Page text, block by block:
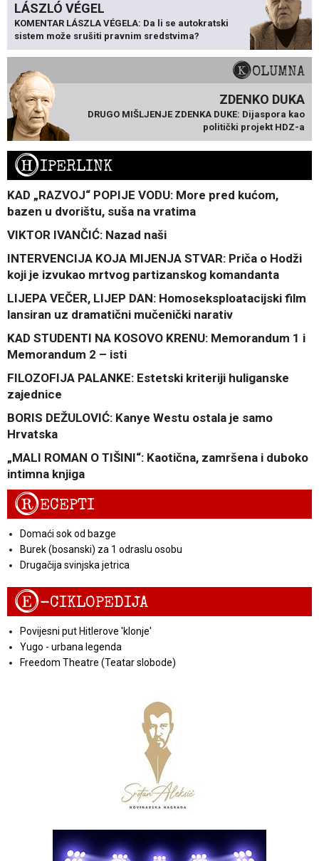
LÁSZLÓ VÉGEL
KOMENTAR LÁSZLA VÉGELA: Da li se autokratski
sistem može srušiti pravnim sredstvima?
KOLUMNA
ZDENKO DUKA
DRUGO MIŠLJENJE ZDENKA DUKE: Dijaspora kao
politički projekt HDZ-a
HIPERLINK
KAD „RAZVOJ“ POPIJE VODU: More pred kućom,
bazen u dvorištu, suša na vratima
VIKTOR IVANČIĆ: Nazad naši
INTERVENCIJA KOJA MIJENJA STVAR: Priča o Hodži
koji je izvukao mrtvog partizanskog komandanta
LIJEPA VEČER, LIJEP DAN: Homoseksploatacijski film
lansiran uz dramatični mučenički narativ
KAD STUDENTI NA KOSOVO KRENU: Memorandum 1 i
Memorandum 2 – isti
FILOZOFIJA PALANKE: Estetski kriteriji huliganske
zajednice
BORIS DEŽULOVIĆ: Kanye Westu ostala je samo
Hrvatska
„MALI ROMAN O TIŠINI“: Kaotična, zamršena i duboko
intimna knjiga
RECEPTI
Domaći sok od bazge
Burek (bosanski) za 1 odraslu osobu
Drugačija svinjska jetrica
E-CIKLOPEDIJA
Povijesni put Hitlerove 'klonje'
Yugo - urbana legenda
Freedom Theatre (Teatar slobode)